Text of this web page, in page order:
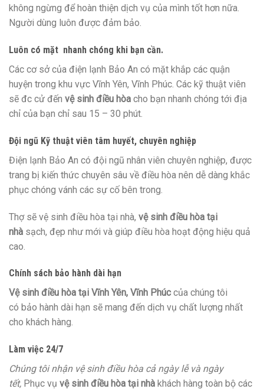
không ngừng để hoàn thiện dịch vụ của mình tốt hơn nữa.
Người dùng luôn được đảm bảo.
Luôn có mặt nhanh chóng khi bạn cần.
Các cơ sở của điện lạnh Bảo An có mặt khắp các quận
huyện trong khu vực Vĩnh Yên, Vĩnh Phúc. Các kỹ thuật viên
sẽ đc cử đến vệ sinh điều hòa cho bạn nhanh chóng tới địa
chỉ của bạn chỉ sau 15 – 30 phút.
Đội ngũ Kỹ thuật viên tâm huyết, chuyên nghiệp
Điện lạnh Bảo An có đội ngũ nhân viên chuyên nghiệp, được
trang bị kiến thức chuyên sâu về điều hòa nên dễ dàng khắc
phục chóng vánh các sự cố bên trong.
Thợ sẽ vệ sinh điều hòa tại nhà, vệ sinh điều hòa tại
nhà sạch, đẹp như mới và giúp điều hòa hoạt động hiệu quả
cao.
Chính sách bảo hành dài hạn
Vệ sinh điều hòa tại Vĩnh Yên, Vĩnh Phúccủa chúng tôi
có bảo hành dài hạn sẽ mang đến dịch vụ chất lượng nhất
cho khách hàng.
Làm việc 24/7
Chúng tôi nhận vệ sinh điều hòa cả ngày lễ và ngày
tết, Phục vụ vệ sinh điều hòa tại nhà khách hàng toàn bộ các